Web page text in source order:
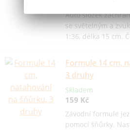
Auto složek
se světelným a
1:36, délka 15 cm.
Formule 14 cm,
3 druhy
Skladem
159 Kč
Závodní formule
pomocí šňůrky.